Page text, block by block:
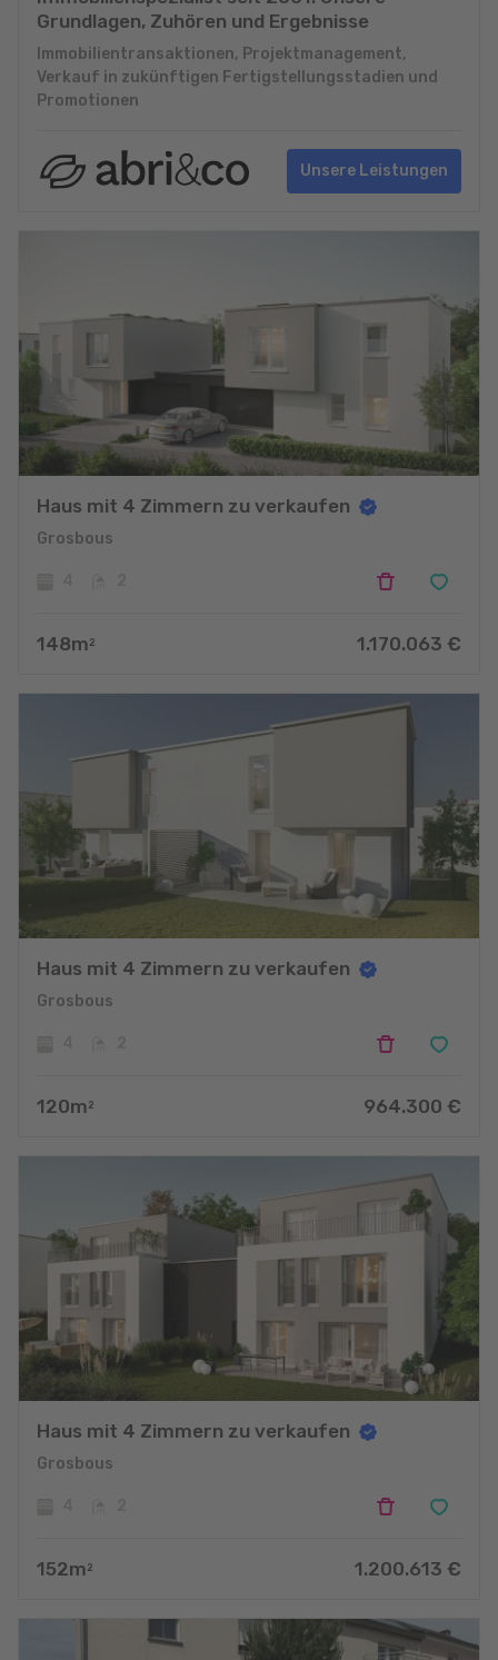
Grundlagen, Zuhören und Ergebnisse
Immobilientransaktionen, Projektmanagement,
Verkauf in zukünftigen Fertigstellungsstadien und
Promotionen
Unsere Leistungen
Haus mit 4 Zimmern zu verkaufen
Grosbous
148m 2 1.170.063 €
Haus mit 4 Zimmern zu verkaufen
Grosbous
120m 2 964.300 €
Haus mit 4 Zimmern zu verkaufen
Grosbous
152m 2 1.200.613 €